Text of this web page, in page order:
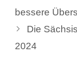
bessere
Die
2024